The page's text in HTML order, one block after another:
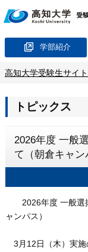
学部紹介
高知大学受験生サイ
トピックス
2026年度 一般
て（朝倉キャン
2026年度 一般選抜
ャンパス）
3月12日（木）実施